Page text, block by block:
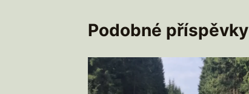
Podobné příspěvky